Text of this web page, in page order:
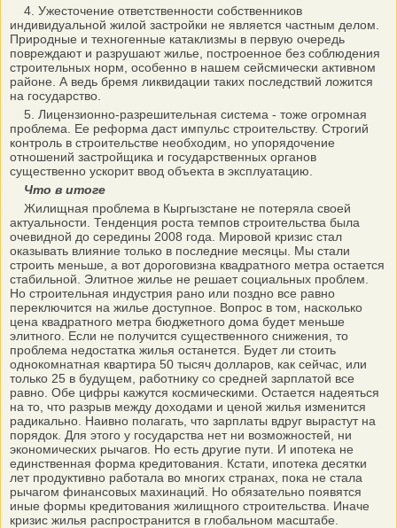
4. Ужесточение ответственности собственников
индивидуальной жилой застройки не является частным делом.
Природные и техногенные катаклизмы в первую очередь
повреждают и разрушают жилье, построенное без соблюдения
строительных норм, особенно в нашем сейсмически активном
районе. А ведь бремя ликвидации таких последствий ложится
на государство.
5. Лицензионно-разрешительная система - тоже огромная
проблема. Ее реформа даст импульс строительству. Строгий
контроль в строительстве необходим, но упорядочение
отношений застройщика и государственных органов
существенно ускорит ввод объекта в эксплуатацию.
Что в итоге
Жилищная проблема в Кыргызстане не потеряла своей
актуальности. Тенденция роста темпов строительства была
очевидной до середины 2008 года. Мировой кризис стал
оказывать влияние только в последние месяцы. Мы стали
строить меньше, а вот дороговизна квадратного метра остается
стабильной. Элитное жилье не решает социальных проблем.
Но строительная индустрия рано или поздно все равно
переключится на жилье доступное. Вопрос в том, насколько
цена квадратного метра бюджетного дома будет меньше
элитного. Если не получится существенного снижения, то
проблема недостатка жилья останется. Будет ли стоить
однокомнатная квартира 50 тысяч долларов, как сейчас, или
только 25 в будущем, работнику со средней зарплатой все
равно. Обе цифры кажутся космическими. Остается надеяться
на то, что разрыв между доходами и ценой жилья изменится
радикально. Наивно полагать, что зарплаты вдруг вырастут на
порядок. Для этого у государства нет ни возможностей, ни
экономических рычагов. Но есть другие пути. И ипотека не
единственная форма кредитования. Кстати, ипотека десятки
лет продуктивно работала во многих странах, пока не стала
рычагом финансовых махинаций. Но обязательно появятся
иные формы кредитования жилищного строительства. Иначе
кризис жилья распространится в глобальном масштабе.